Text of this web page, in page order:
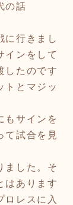
の話
に行きまし
インをして
したのです
トとマジッ
もサインを
て試合を見
ました。そ
はあります
ロレスに入